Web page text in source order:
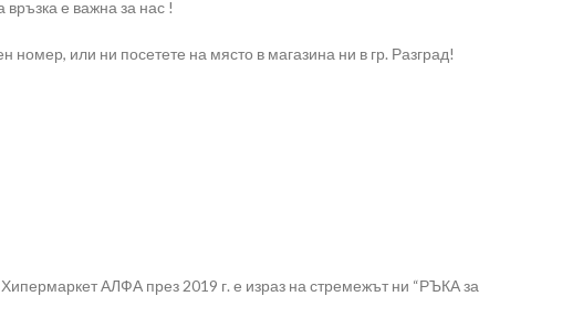
е важна за нас !
или ни посетете на място в магазина ни в гр. Разград!
АЛФА през 2019 г. е израз на стремежът ни “РЪКА за